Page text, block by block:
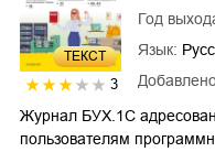
ТЕКСТ
3
Год
Язык:
Журнал БУХ.1С
пользователям